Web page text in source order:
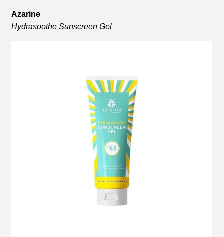
Azarine
Hydrasoothe Sunscreen Gel